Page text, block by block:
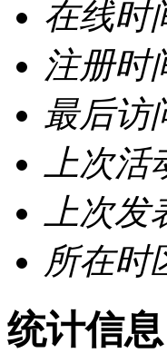
在线时
注册时
最后访
上次
上次
所在时
统计信息